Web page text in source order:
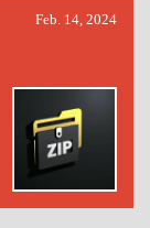
Feb. 14, 2024